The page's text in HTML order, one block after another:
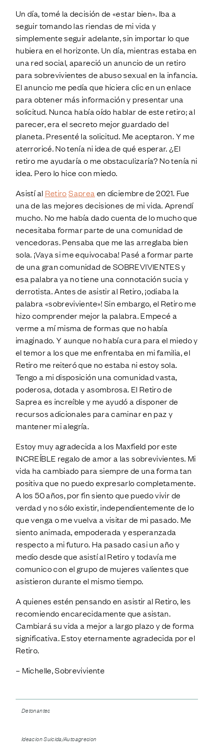
Un día, tomé la decisión de «estar bien». Iba a
seguir tomando las riendas de mi vida y
simplemente seguir adelante, sin importar lo que
hubiera en el horizonte. Un día, mientras estaba en
una red social, apareció un anuncio de un retiro
para sobrevivientes de abuso sexual en la infancia.
El anuncio me pedía que hiciera clic en un enlace
para obtener más información y presentar una
solicitud. Nunca había oído hablar de este retiro; al
parecer, era el secreto mejor guardado del
planeta. Presenté la solicitud. Me aceptaron. Y me
aterroricé. No tenía ni idea de qué esperar. ¿El
retiro me ayudaría o me obstaculizaría? No tenía ni
idea. Pero lo hice con miedo.
Asistí al RetiroSaprea en diciembre de 2021. Fue
una de las mejores decisiones de mi vida. Aprendí
mucho. No me había dado cuenta de lo mucho que
necesitaba formar parte de una comunidad de
vencedoras. Pensaba que me las arreglaba bien
sola. ¡Vaya si me equivocaba! Pasé a formar parte
de una gran comunidad de SOBREVIVIENTES y
esa palabra ya no tiene una connotación sucia y
derrotista. Antes de asistir al Retiro, ¡odiaba la
palabra «sobreviviente»! Sin embargo, el Retiro me
hizo comprender mejor la palabra. Empecé a
verme a mí misma de formas que no había
imaginado. Y aunque no había cura para el miedo y
el temor a los que me enfrentaba en mi familia, el
Retiro me reiteró que no estaba ni estoy sola.
Tengo a mi disposición una comunidad vasta,
poderosa, dotada y asombrosa. El Retiro de
Saprea es increíble y me ayudó a disponer de
recursos adicionales para caminar en paz y
mantener mi alegría.
Estoy muy agradecida a los Maxfield por este
INCREÍBLE regalo de amor a las sobrevivientes. Mi
vida ha cambiado para siempre de una forma tan
positiva que no puedo expresarlo completamente.
A los 50 años, por fin siento que puedo vivir de
verdad y no sólo existir, independientemente de lo
que venga o me vuelva a visitar de mi pasado. Me
siento animada, empoderada y esperanzada
respecto a mi futuro. Ha pasado casi un año y
medio desde que asistí al Retiro y todavía me
comunico con el grupo de mujeres valientes que
asistieron durante el mismo tiempo.
A quienes estén pensando en asistir al Retiro, les
recomiendo encarecidamente que asistan.
Cambiará su vida a mejor a largo plazo y de forma
significativa. Estoy eternamente agradecida por el
Retiro.
– Michelle, Sobreviviente
Detonantes
Ideacion Suicida/Autoagresion